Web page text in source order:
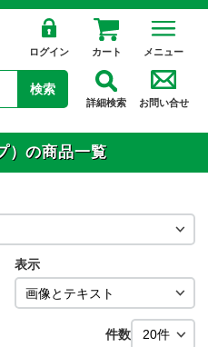
ログイン カート メニュー
検索
詳細検索 お問い合せ
）の商品一覧
表示
件数